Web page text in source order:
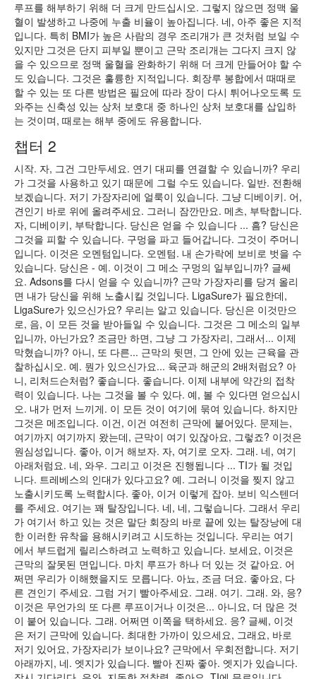
루프를 해부하기 위해 더 크게 만드십시오. 그렇지 않으면 정맥 울
혈이 발생하고 나중에 누출 비율이 높아집니다. 네, 아주 좋은 지적
입니다. 특히 BMI가 높은 사람의 경우 조리개가 큰 것처럼 보일 수
있지만 그것은 단지 피부일 뿐이고 근막 조리개는 그다지 크지 않
을 수 있으므로 정맥 울혈을 완화하기 위해 더 크게 만들어야 할 수
도 있습니다. 그것은 훌륭한 지적입니다. 회장루 봉합에서 때때로
할 수 있는 또 다른 방법은 필요에 따라 장이 다시 튀어나오도록 도
와주는 신축성 있는 상처 보호대 중 하나인 상처 보호대를 삽입하
는 것이며, 때로는 해부 중에도 유용합니다.
챕터 2
시작. 자, 그건 그만두세요. 연기 대피를 연결할 수 있습니까? 우리
가 그것을 사용하고 있기 때문에 그럴 수도 있습니다. 일반. 전환해
보겠습니다. 저기 가장자리에 얼룩이 있습니다. 그냥 디베이키. 어,
견인기 바로 위에 올려주세요. 그러니 잠깐만요. 메츠, 부탁합니다.
자, 디베이키, 부탁합니다. 당신은 얻을 수 있습니다 ... 흠? 당신은
그것을 피할 수 있습니다. 구멍을 파고 들어갑니다. 그것이 주머니
입니다. 이것은 오멘텀입니다. 오멘텀. 내 손가락에 보비로 벗을 수
있습니다. 당신은 - 예. 이것이 그 메소 구멍의 일부입니까? 글쎄
요. Adsons를 다시 얻을 수 있습니까? 근막 가장자리를 당겨 올리
면 내가 당신을 위해 노출시킬 것입니다. LigaSure가 필요한데,
LigaSure가 있으신가요? 우리는 알고 있습니다. 당신은 이것만으
로, 음, 이 모든 것을 받아들일 수 있습니다. 그것은 그 메소의 일부
입니까, 아닌가요? 조금만 하면, 그냥 그 가장자리, 그래서... 이제
막혔습니까? 아니, 또 다른... 근막의 뒷면, 그 안에 있는 근육을 관
찰하십시오. 예. 뭔가 있으신가요... 육군과 해군의 2배처럼요? 아
니, 리처드슨처럼? 좋습니다. 좋습니다. 이제 내부에 약간의 접착
력이 있습니다. 나는 그것을 볼 수 있다. 예, 볼 수 있다면 얻으십시
오. 내가 먼저 느끼게. 이 모든 것이 여기에 묶여 있습니다. 하지만
그것은 메조입니다. 이건, 이건 여전히 근막에 붙어있다. 문제는,
여기까지 여기까지 왔는데, 근막이 여기 있잖아요, 그렇죠? 이것은
원심성입니다. 좋아, 이거 해보자. 자, 여기로 오자. 그래. 네, 여기
아래처럼요. 네, 와우. 그리고 이것은 진행됩니다 ... TI가 될 것입
니다. 트레베스의 인대가 있다고요? 예. 그러니 이것을 찢지 않고
노출시키도록 노력합시다. 좋아, 이거 이렇게 잡아. 보비 익스텐더
를 주세요. 여기는 꽤 탈장입니다. 네, 네, 그렇습니다. 그래서 우리
가 여기서 하고 있는 것은 말단 회장의 바로 끝에 있는 탈장낭에 대
한 이러한 유착을 용해시키려고 시도하는 것입니다. 우리는 여기
에서 부드럽게 릴리스하려고 노력하고 있습니다. 보세요, 이것은
근막의 잘못된 면입니다. 마치 루프가 하나 더 있는 것 같아요. 어
쩌면 우리가 이해했을지도 모릅니다. 아뇨, 조금 더요. 좋아요, 다
른 견인기 주세요. 그럼 거기 빨아주세요. 그래. 여기. 그래. 와, 응?
이것은 무언가의 또 다른 루프이거나 이것은... 아니요, 더 많은 것
이 붙어 있습니다. 그래. 어쩌면 이쪽을 택하세요. 응? 글쎄, 이것
은 저기 근막에 있습니다. 최대한 가까이 있으세요, 그래요, 바로
저기 있어요, 가장자리가 보이나요? 근막에서 우회전합니다. 저기
아래까지, 네. 엣지가 있습니다. 빨아 진짜 좋아. 엣지가 있습니다.